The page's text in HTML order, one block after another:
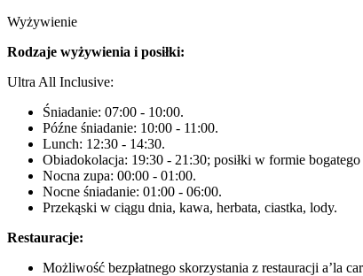
Wyżywienie
Rodzaje wyżywienia i posiłki:
Ultra All Inclusive:
Śniadanie: 07:00 - 10:00.
Późne śniadanie: 10:00 - 11:00.
Lunch: 12:30 - 14:30.
Obiadokolacja: 19:30 - 21:30; posiłki w formie bogatego
Nocna zupa: 00:00 - 01:00.
Nocne śniadanie: 01:00 - 06:00.
Przekąski w ciągu dnia, kawa, herbata, ciastka, lody.
Restauracje:
Możliwość bezpłatnego skorzystania z restauracji a’la